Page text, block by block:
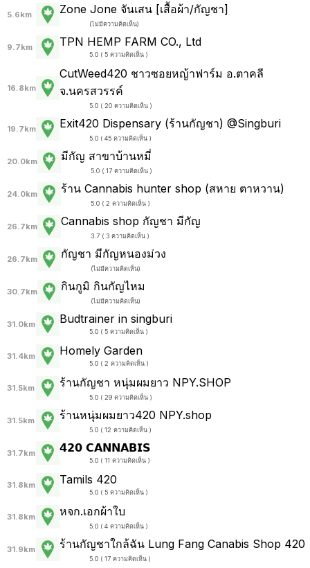
5.6km Zone Jone จันเสน [เสื้อผ้า/กัญชา]
(ไม่มีความคิดเห็น)
9.7km TPN HEMP FARM CO., Ltd
5.0 ( 5 ความคิดเห็น )
16.8km
CutWeed420 ชาวซอยหญ้าฟาร์ม อ.ตาคลี
จ.นครสวรรค์
5.0 ( 20 ความคิดเห็น )
19.7km Exit420 Dispensary (ร้านกัญชา) @Singburi
5.0 ( 45 ความคิดเห็น )
20.0km มีกัญ สาขาบ้านหมี่
5.0 ( 17 ความคิดเห็น )
24.0km ร้าน Cannabis hunter shop (สหาย ตาหวาน)
5.0 ( 2 ความคิดเห็น )
26.7km Cannabis shop กัญชา มีกัญ
3.7 ( 3 ความคิดเห็น )
26.7km กัญชา มีกัญหนองม่วง
(ไม่มีความคิดเห็น)
30.7km กินกูมิ กินกัญไหม
(ไม่มีความคิดเห็น)
31.0km Budtrainer in singburi
5.0 ( 5 ความคิดเห็น )
31.4km Homely Garden
5.0 ( 2 ความคิดเห็น )
31.5km ร้านกัญชา หนุ่มผมยาว NPY.SHOP
5.0 ( 29 ความคิดเห็น )
31.5km ร้านหนุ่มผมยาว420 NPY.shop
5.0 ( 12 ความคิดเห็น )
31.7km 𝟰𝟮𝟬 𝗖𝗔𝗡𝗡𝗔𝗕𝗜𝗦
5.0 ( 11 ความคิดเห็น )
31.8km Tamils 420
5.0 ( 5 ความคิดเห็น )
31.8km หจก.เอกผ้าใบ
5.0 ( 4 ความคิดเห็น )
31.9km ร้านกัญชาใกล้ฉัน Lung Fang Canabis Shop 420
5.0 ( 17 ความคิดเห็น )